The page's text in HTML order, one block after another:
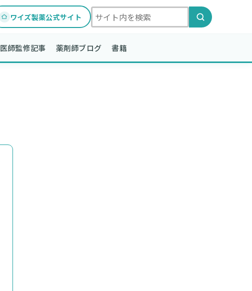
ワイズ製薬公式サイト
医師監修記事 薬剤師ブログ 書籍